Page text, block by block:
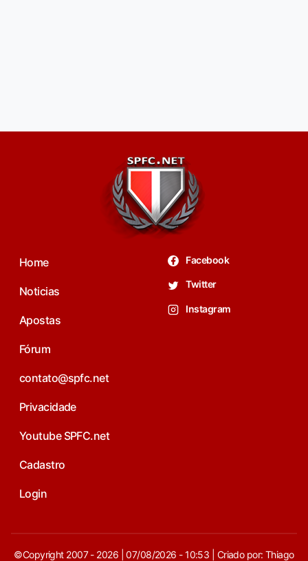
Home
Noticias
Apostas
Fórum
contato@spfc.net
Privacidade
Youtube SPFC.net
Cadastro
Login
Facebook
Twitter
Instagram
©Copyright 2007 - 2026 | 07/08/2026 - 10:53 | Criado por: Thiago